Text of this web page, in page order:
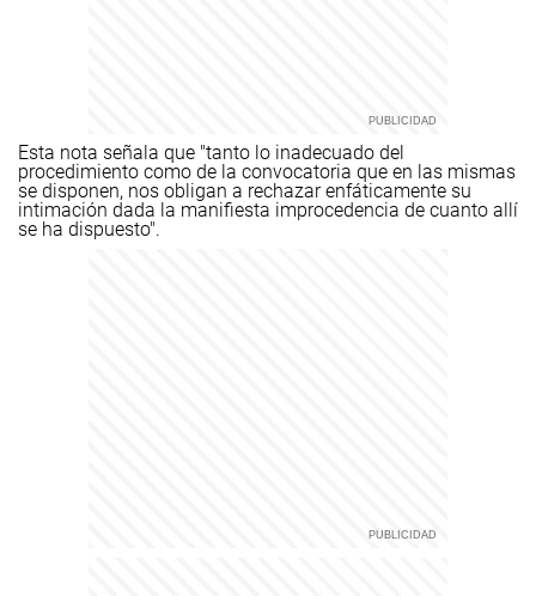
Esta nota señala que "tanto lo inadecuado del
procedimiento como de la convocatoria que en las mismas
se disponen, nos obligan a rechazar enfáticamente su
intimación dada la manifiesta improcedencia de cuanto allí
se ha dispuesto".